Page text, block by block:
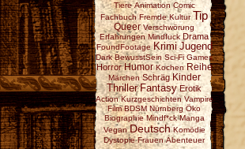
Tiere Animation Comic
Fachbuch Fremde Kultur Tip
Queer Verschwörung
Erfahrungen Mindfuck Drama
FoundFootage Krimi Jugend
Dark BewusstSein Sci-Fi Games
Horror Humor Kochen Reihe
Märchen Schräg Kinder
Thriller Fantasy Erotik
Action Kurzgeschichten Vampire
Film BDSM Nürnberg Öko
Biographie Mindf*ck Manga
Vegan Deutsch Komödie
Dystopie Frauen Abenteuer